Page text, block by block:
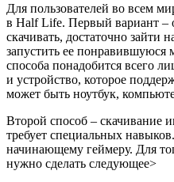
Для пользователей во всем
в Half Life. Первый вариант –
скачивать, достаточно зайти
запустить ее
способа понадобится всего
и устройство, которое
может быть ноутбук,
Второй способ – скачивание
требует специальных
начинающему геймеру. Для
нужно сделать следующее>